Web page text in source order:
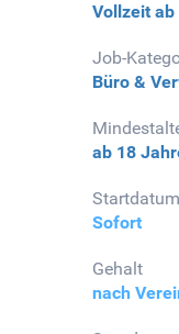
Vollzeit ab
Job-
Büro &
ab 18
Startdatum
Sofort
Gehalt
nach